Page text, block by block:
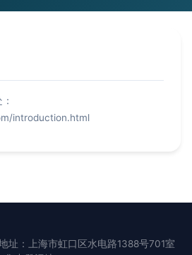
introduction.html
址：上海市虹口区水电路1388号701室